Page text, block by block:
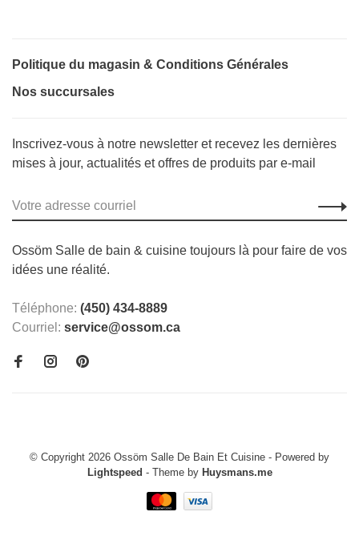
Politique du magasin & Conditions Générales
Nos succursales
Inscrivez-vous à notre newsletter et recevez les dernières
mises à jour, actualités et offres de produits par e-mail
Ossöm Salle de bain & cuisine toujours là pour faire de vos
idées une réalité.
Téléphone: (450) 434-8889
Courriel: service@ossom.ca
© Copyright 2026 Ossöm Salle De Bain Et Cuisine - Powered by
Lightspeed - Theme by Huysmans.me